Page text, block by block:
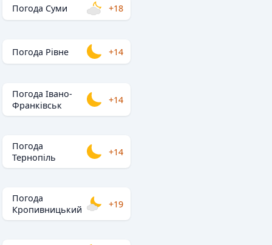
Погода Суми +18
Погода Рівне +14
Погода Івано-
Франківськ
+14
Погода
Тернопіль
+14
Погода
Кропивницький
+19